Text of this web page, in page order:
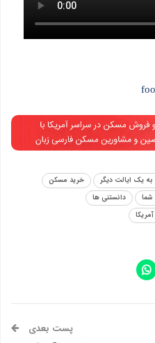
یک ایالت دیگر
خرید مسکن
شما
دانستنی ها
پست بعدی